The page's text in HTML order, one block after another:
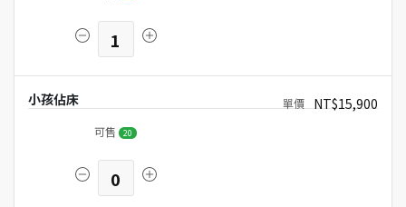
1
小孩佔床 NT$15,900
可售 20
0